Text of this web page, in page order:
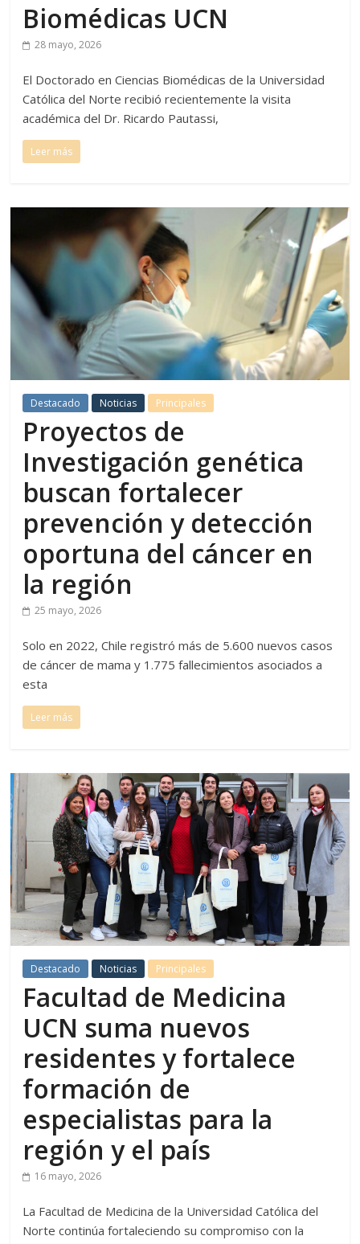
Biomédicas UCN
28 mayo, 2026
El Doctorado en Ciencias Biomédicas de la Universidad
Católica del Norte recibió recientemente la visita
académica del Dr. Ricardo Pautassi,
Leer más
Destacado Noticias Principales
Proyectos de
Investigación genética
buscan fortalecer
prevención y detección
oportuna del cáncer en
la región
25 mayo, 2026
Solo en 2022, Chile registró más de 5.600 nuevos casos
de cáncer de mama y 1.775 fallecimientos asociados a
esta
Leer más
Destacado Noticias Principales
Facultad de Medicina
UCN suma nuevos
residentes y fortalece
formación de
especialistas para la
región y el país
16 mayo, 2026
La Facultad de Medicina de la Universidad Católica del
Norte continúa fortaleciendo su compromiso con la